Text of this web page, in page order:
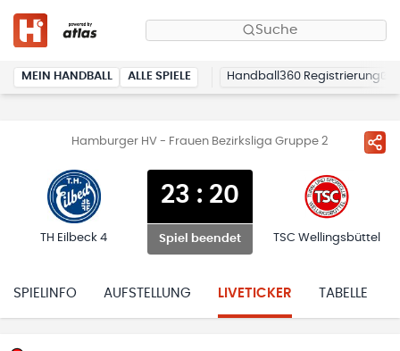
Suche
MEIN HANDBALL ALLE SPIELE Handball360 Registrierung
Hamburger HV - Frauen Bezirksliga Gruppe 2
TH Eilbeck 4
23 : 20
Spiel beendet TSC Wellingsbüttel
SPIELINFO AUFSTELLUNG LIVETICKER TABELLE